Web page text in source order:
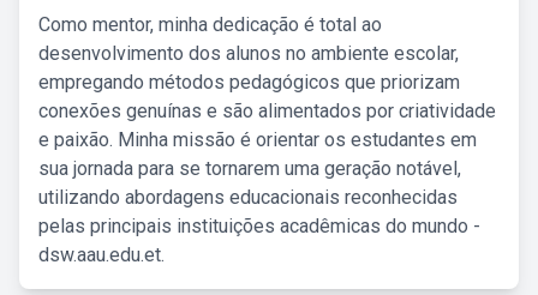
Como mentor, minha dedicação é total ao
desenvolvimento dos alunos no ambiente escolar,
empregando métodos pedagógicos que priorizam
conexões genuínas e são alimentados por criatividade
e paixão. Minha missão é orientar os estudantes em
sua jornada para se tornarem uma geração notável,
utilizando abordagens educacionais reconhecidas
pelas principais instituições acadêmicas do mundo -
dsw.aau.edu.et.